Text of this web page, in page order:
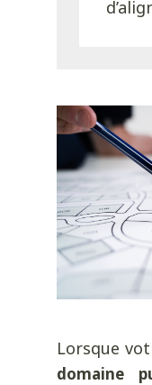
Lorsque
domaine